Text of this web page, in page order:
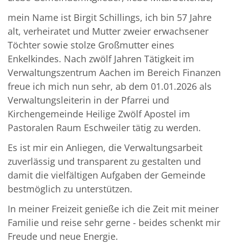
mein Name ist Birgit Schillings, ich bin 57 Jahre
alt, verheiratet und Mutter zweier erwachsener
Töchter sowie stolze Großmutter eines
Enkelkindes. Nach zwölf Jahren Tätigkeit im
Verwaltungszentrum Aachen im Bereich Finanzen
freue ich mich nun sehr, ab dem 01.01.2026 als
Verwaltungsleiterin in der Pfarrei und
Kirchengemeinde Heilige Zwölf Apostel im
Pastoralen Raum Eschweiler tätig zu werden.
Es ist mir ein Anliegen, die Verwaltungsarbeit
zuverlässig und transparent zu gestalten und
damit die vielfältigen Aufgaben der Gemeinde
bestmöglich zu unterstützen.
In meiner Freizeit genieße ich die Zeit mit meiner
Familie und reise sehr gerne - beides schenkt mir
Freude und neue Energie.